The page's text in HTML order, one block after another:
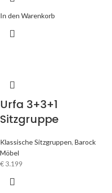
In den Warenkorb
Urfa 3+3+1
Sitzgruppe
Klassische Sitzgruppen, Barock
Möbel
€3.199